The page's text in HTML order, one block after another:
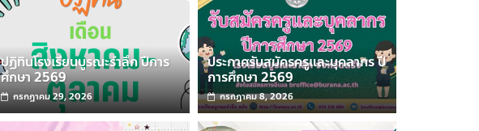
ปฏิทินโรงเรียนบูรณะรำลึก ปีการ
ศึกษา 2569
กรกฎาคม 29, 2026
ประกาศรับสมัครครูและบุคลากร ปี
การศึกษา 2569
กรกฎาคม 8, 2026